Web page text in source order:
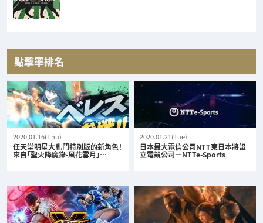
點擊率排名
2020.01.16(Thu)
任天堂明星大亂鬥特別版的新角色！
來自「聖火降魔錄-風花雪月」…
2020.01.21(Tue)
日本最大電信公司NTT東日本將設
立電競公司—NTTe-Sports